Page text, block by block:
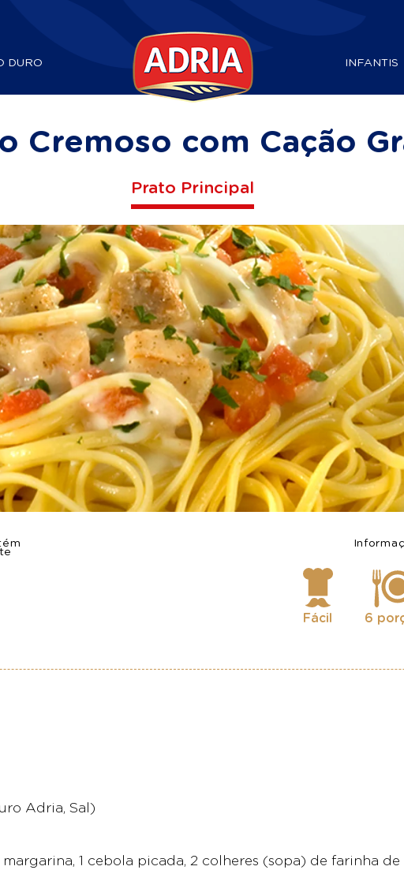
DURO INFANTIS
Cremoso com Cação
Prato Principal
Fácil 6
Adria, Sal)
1 cebola picada, 2 colheres (sopa) de farinha